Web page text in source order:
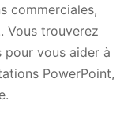
commerciales,
Vous trouverez
pour vous aider à
PowerPoint,